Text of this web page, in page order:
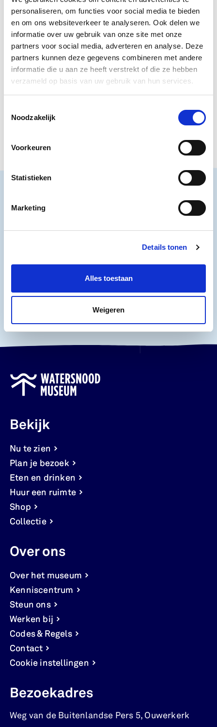
personaliseren, om functies voor social media te bieden
en om ons websiteverkeer te analyseren. Ook delen we
informatie over uw gebruik van onze site met onze
partners voor social media, adverteren en analyse. Deze
partners kunnen deze gegevens combineren met andere
informatie die u aan ze heeft verstrekt of die ze hebben
verzameld op basis van uw gebruik van hun services.
Noodzakelijk
Voorkeuren
Statistieken
Marketing
Details tonen
Alles toestaan
Weigeren
10:00 - 17:00 installatie Gewaarschuwd mens
10:00 - 17:00 installatie Yellow Submarine
10:00 - 17:00 Podium: Schreeuw je schor
10:00 - 14:30 poëziefilms
11:00 - 14:00 letterdrukkunst met Virus Grafiek
Let op! Aanmelden verplicht. Toegang gratis.
Dichter bij Water is mogelijk gemaakt door een
bijdrage van (Be)leefbare Schelde en is een
samenwerking met Literair Café de Geestgronden en
Bekijk
Nu te zien
Plan je bezoek
Eten en drinken
Huur een ruimte
Shop
Collectie
Over ons
Over het museum
Kenniscentrum
Steun ons
Werken bij
Codes & Regels
Contact
Cookie instellingen
Bezoekadres
Weg van de Buitenlandse Pers 5, Ouwerkerk